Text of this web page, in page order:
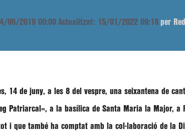
06/2019 00:00 Actualitzat: 15/01/2022 09:18 per
14 de juny, a les 8 del vespre, una seixantena de
Patriarcal «, a la basílica de Santa Maria la Major, a
i que també ha comptat amb la col·laboració de la